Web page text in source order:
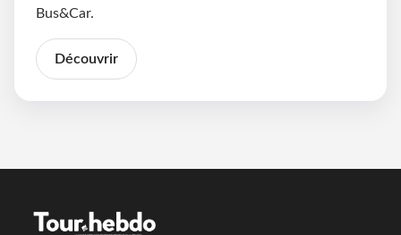
Bus&Car.
Découvrir